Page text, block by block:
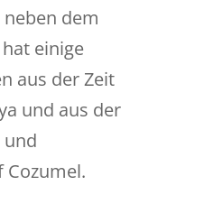
dem
einige
aus der Zeit
und aus der
und
Cozumel.